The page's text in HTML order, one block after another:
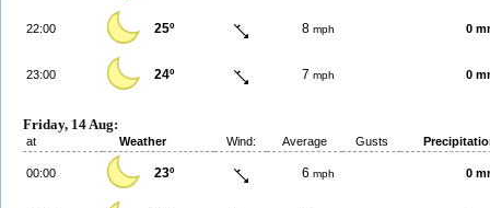
22:00 25º 8 mph 0
23:00 24º 7 mph 0
Friday, 14 Aug:
at Weather Wind: Average Gusts
00:00 23º 6 mph 0